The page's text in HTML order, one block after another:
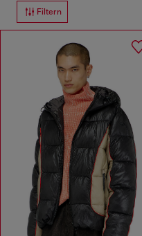
Filtern